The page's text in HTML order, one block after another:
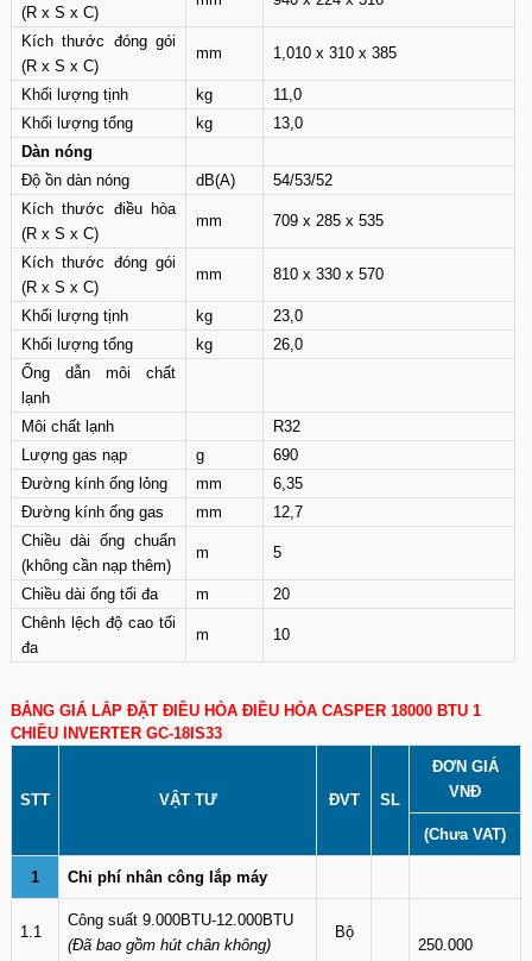
(R x S x C)
Kích thước đóng gói
(R x S x C)
mm 1,010 x 310 x 385
Khối lượng tịnh kg
11,0
Khối lượng tổng
kg
13,0
Dàn nóng
Độ ồn dàn nóng
dB(A)
54/53/52
Kích thước điều hòa
(R x S x C)
mm 709 x 285 x 535
Kích thước đóng gói
(R x S x C)
mm 810 x 330 x 570
Khối lượng tịnh kg
23,0
Khối lượng tổng
kg
26,0
Ống dẫn môi chất
lạnh
Môi chất lạnh
R32
Lượng gas nạp
g
690
Đường kính ống lỏng
mm
6,35
Đường kính ống gas
mm
12,7
Chiều dài ống chuẩn
(không cần nạp thêm)
m 5
Chiều dài ống tối đa m
20
Chênh lệch độ cao tối
đa
m 10
BẢNG GIÁ LẮP ĐẶT ĐIỀU HÒA ĐIỀU HÒA CASPER 18000 BTU 1
CHIỀU INVERTER GC-18IS33
STT VẬT TƯ ĐVT SL
ĐƠN GIÁ
VNĐ
(Chưa VAT)
1 Chi phí nhân công lắp máy
1.1
Công suất 9.000BTU-12.000BTU
(Đã bao gồm hút chân không)
Bộ
250.000